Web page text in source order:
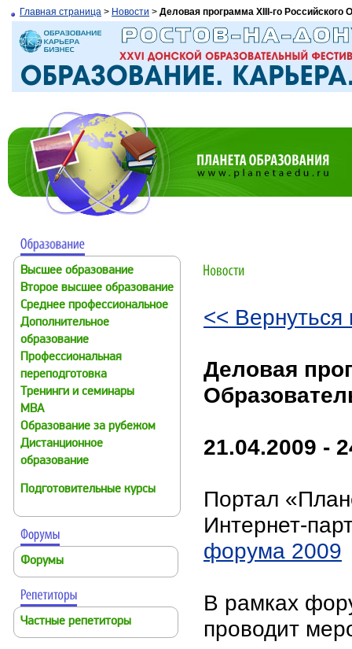
Главная страница > Новости > Деловая программа XIII-го Российского
Высшее образование
Второе высшее образование
Среднее профессиональное
Дополнительное
образование
Профессиональная
переподготовка
Тренинги и семинары
MBA
Образование за рубежом
Дистанционное
образование
Подготовительные курсы
Форумы
Частные репетиторы
<< Вернуться
Деловая
21.04.2009 -
Портал
Интернет-
форума 2009
В рамках
проводит